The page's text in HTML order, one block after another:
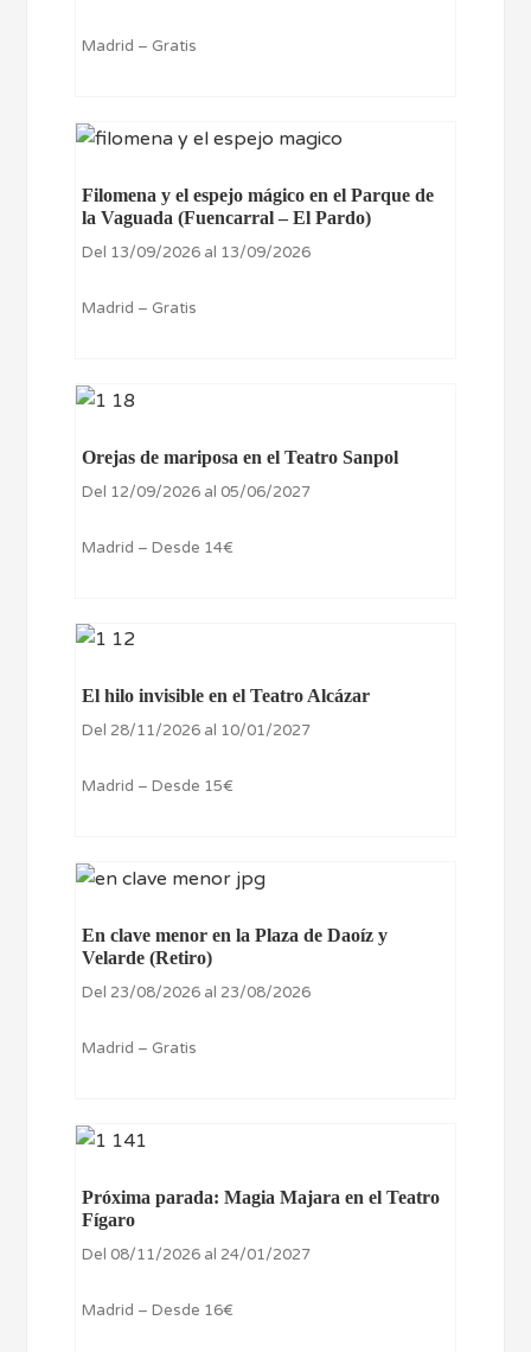
Madrid – Gratis
Filomena y el espejo mágico en el Parque de
la Vaguada (Fuencarral – El Pardo)
Del 13/09/2026 al 13/09/2026
Madrid – Gratis
Orejas de mariposa en el Teatro Sanpol
Del 12/09/2026 al 05/06/2027
Madrid – Desde 14€
El hilo invisible en el Teatro Alcázar
Del 28/11/2026 al 10/01/2027
Madrid – Desde 15€
En clave menor en la Plaza de Daoíz y
Velarde (Retiro)
Del 23/08/2026 al 23/08/2026
Madrid – Gratis
Próxima parada: Magia Majara en el Teatro
Fígaro
Del 08/11/2026 al 24/01/2027
Madrid – Desde 16€